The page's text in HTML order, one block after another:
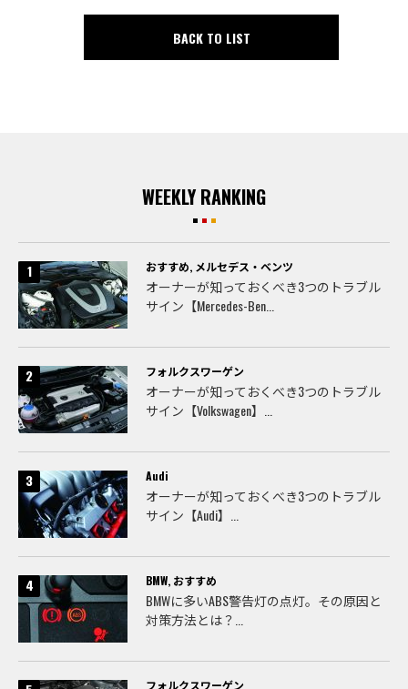
BACK TO LIST
WEEKLY RANKING
おすすめ, メルセデス・ベンツ
オーナーが知っておくべき3つのトラブル
サイン【Mercedes-Ben...
フォルクスワーゲン
オーナーが知っておくべき3つのトラブル
サイン【Volkswagen】...
Audi
オーナーが知っておくべき3つのトラブル
サイン【Audi】...
BMW, おすすめ
BMWに多いABS警告灯の点灯。その原因と
対策方法とは？...
フォルクスワーゲン